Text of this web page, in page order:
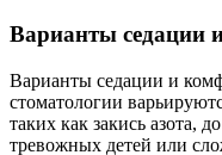
Варианты седации
Варианты седации и
стоматологии
таких как закись азота,
тревожных детей или